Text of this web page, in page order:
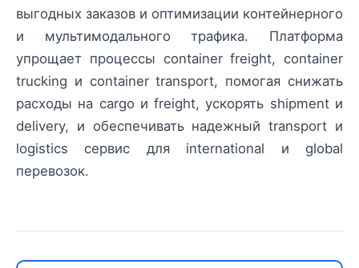
выгодных заказов и оптимизации контейнерного
и мультимодального трафика. Платформа
упрощает процессы container freight, container
trucking и container transport, помогая снижать
расходы на cargo и freight, ускорять shipment и
delivery, и обеспечивать надежный transport и
logistics сервис для international и global
перевозок.